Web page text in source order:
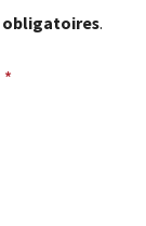
obligatoires.
*